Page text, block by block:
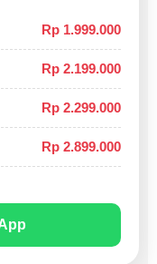
Rp 1.999.000
Rp 2.199.000
Rp 2.299.000
Rp 2.899.000